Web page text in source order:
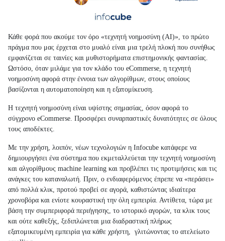
Κάθε φορά που ακούμε τον όρο «τεχνητή νοημοσύνη (ΑΙ)», το πρώτο
πράγμα που μας έρχεται στο μυαλό είναι μια τρελή πλοκή που συνήθως
εμφανίζεται σε ταινίες και μυθιστορήματα επιστημονικής φαντασίας.
Ωστόσο, όταν μιλάμε για τον κλάδο του eCommerse, η τεχνητή
νοημοσύνη αφορά στην έννοια των αλγορίθμων, στους οποίους
βασίζονται η αυτοματοποίηση και η εξατομίκευση.
Η τεχνητή νοημοσύνη είναι υψίστης σημασίας, όσον αφορά το
σύγχρονο eCommerse. Προσφέρει συναρπαστικές δυνατότητες σε όλους
τους αποδέκτες.
Με την χρήση, λοιπόν, νέων τεχνολογιών η Infocube κατάφερε να
δημιουργήσει ένα σύστημα που εκμεταλλεύεται την τεχνητή νοημοσύνη
και αλγορίθμους machine learning και προβλέπει τις προτιμήσεις και τις
ανάγκες του καταναλωτή. Πριν, ο ενδιαφερόμενος έπρεπε να «περάσει»
από πολλά κλικ, προτού προβεί σε αγορά, καθιστώντας ιδιαίτερα
χρονοβόρα και ενίοτε κουραστική την όλη εμπειρία. Αντίθετα, τώρα με
βάση την συμπεριφορά περιήγησης, το ιστορικό αγορών, τα κλικ τους
και ούτε καθεξής, ξεδιπλώνεται μια διαδραστική πλήρως
εξατομικευμένη εμπειρία για κάθε χρήστη, γλιτώνοντας το ατελείωτο